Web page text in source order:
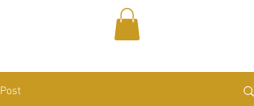
Post